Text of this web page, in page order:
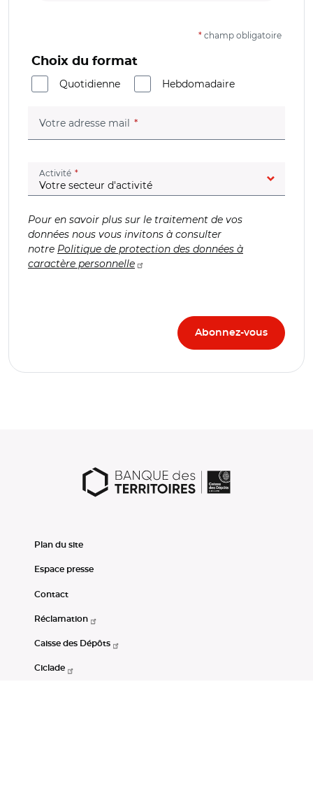
* champ obligatoire
Choix du format
Quotidienne
Hebdomadaire
Votre adresse mail (champ obligatoire)
Activité (champ obligatoire)
Pour en savoir plus sur le traitement de vos
données nous vous invitons à consulter
notre Politique de protection des données à
caractère personnelle
Plan du site
Espace presse
Contact
Réclamation
Caisse des Dépôts
Ciclade